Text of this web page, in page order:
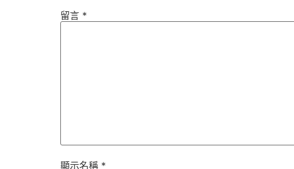
留言 *
顯示名稱 *